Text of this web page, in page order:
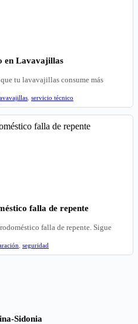
en Lavavajillas
tu lavavajillas consume más
servicio técnico
falla de repente
falla de repente. Sigue
seguridad
Sidonia